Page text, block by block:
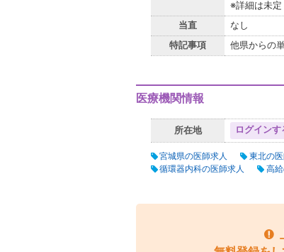
※詳細は未定
当直 なし
特記事項 他県からの
医療機関情報
所在地 ログイン
宮城県の医師求人 東北の医
循環器内科の医師求人
高